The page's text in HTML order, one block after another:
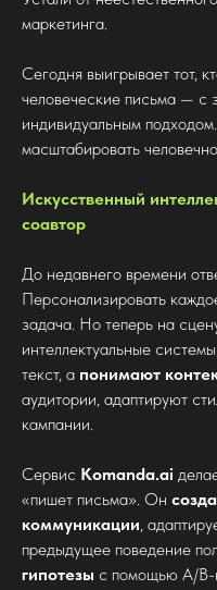
маркетинга.
Сегодня выигрывает тот,
человеческие письма — с
индивидуальным
масштабировать
Искусственный
соавтор
До недавнего времени
Персонализировать
задача. Но теперь на
интеллектуальные
текст, а понимают
аудитории, адаптируют
кампании.
Сервис Komanda.ai
«пишет письма». Он
коммуникации,
предыдущее поведение
гипотезы с помощью A/B-